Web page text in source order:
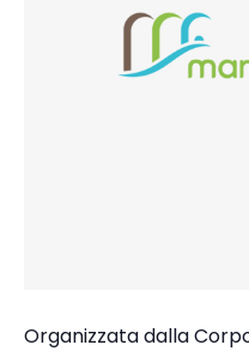
Organizzata dalla